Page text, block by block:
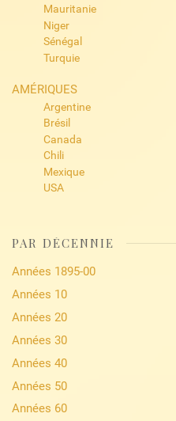
Mauritanie
Niger
Sénégal
Turquie
AMÉRIQUES
Argentine
Brésil
Canada
Chili
Mexique
USA
PAR DÉCENNIE
Années 1895-00
Années 10
Années 20
Années 30
Années 40
Années 50
Années 60